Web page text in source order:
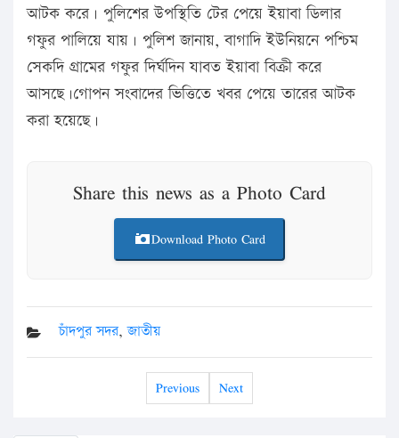
আটক করে। পুলিশের উপস্থিতি টের পেয়ে ইয়াবা ডিলার
গফুর পালিয়ে যায়। পুলিশ জানায়, বাগাদি ইউনিয়নে পশ্চিম
সেকদি গ্রামের গফুর দির্ঘদিন যাবত ইয়াবা বিক্রী করে
আসছে।গোপন সংবাদের ভিত্তিতে খবর পেয়ে তারের আটক
করা হয়েছে।
Share this news as a Photo Card
Download Photo Card
চাঁদপুর সদর,জাতীয়
Previous Next